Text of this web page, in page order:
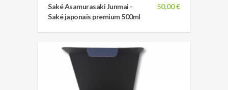
50,00 €
Saké Asamurasaki Junmai -
Saké japonais premium 500ml